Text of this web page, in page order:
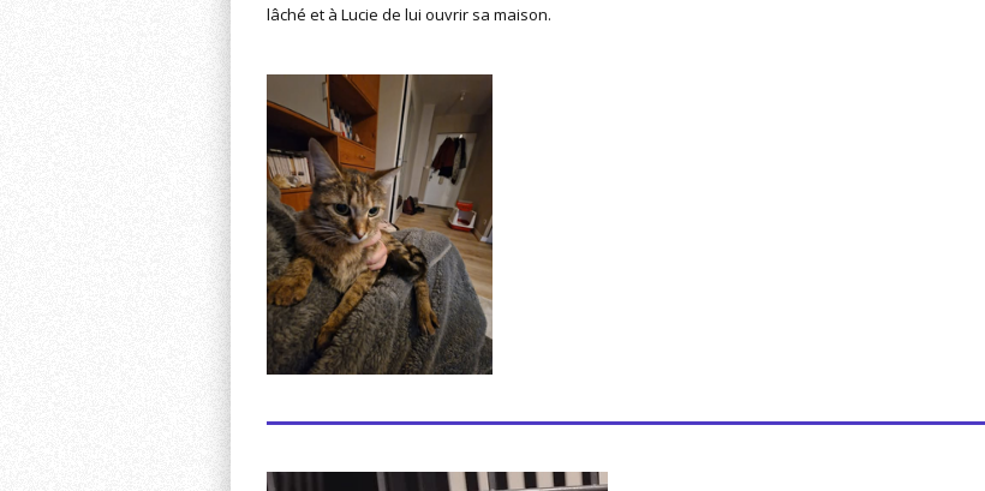
lâché et à Lucie de lui ouvrir sa maison.